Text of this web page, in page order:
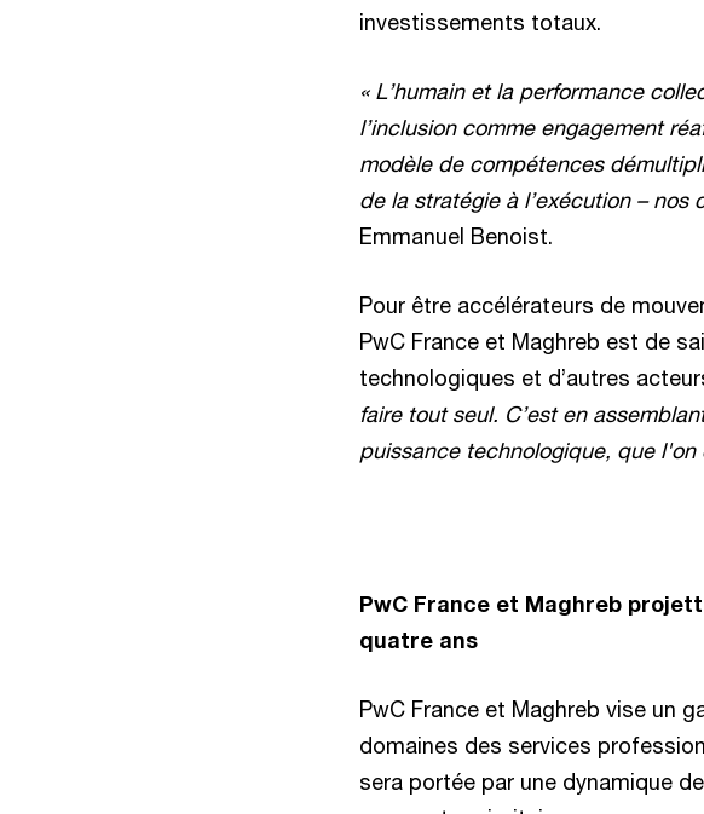
investissements totaux.
« L’humain et la performance
l’inclusion comme engagement
modèle de compétences
de la stratégie à l’exécution –
Emmanuel Benoist.
Pour être accélérateurs de
PwC France et Maghreb est de
technologiques et d’autres
faire tout seul. C’est en
puissance technologique, que
PwC France et Maghreb
quatre ans
PwC France et Maghreb vise un
domaines des services
sera portée par une dynamique